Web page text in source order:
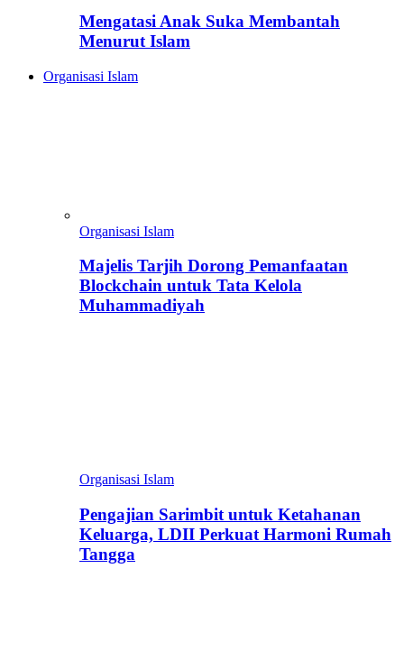
Mengatasi Anak Suka Membantah
Menurut Islam
Organisasi Islam
Organisasi Islam
Majelis Tarjih Dorong Pemanfaatan
Blockchain untuk Tata Kelola
Muhammadiyah
Organisasi Islam
Pengajian Sarimbit untuk Ketahanan
Keluarga, LDII Perkuat Harmoni Rumah
Tangga